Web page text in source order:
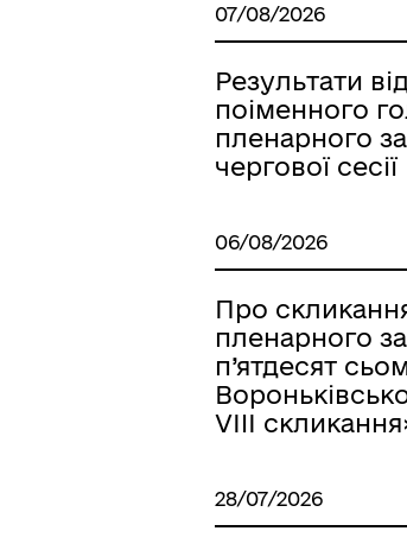
07/08/2026
Результати
поіменного
пленарного
чергової сесії
06/08/2026
Про
пленарного
п’ятдесят
VIIІ
28/07/2026